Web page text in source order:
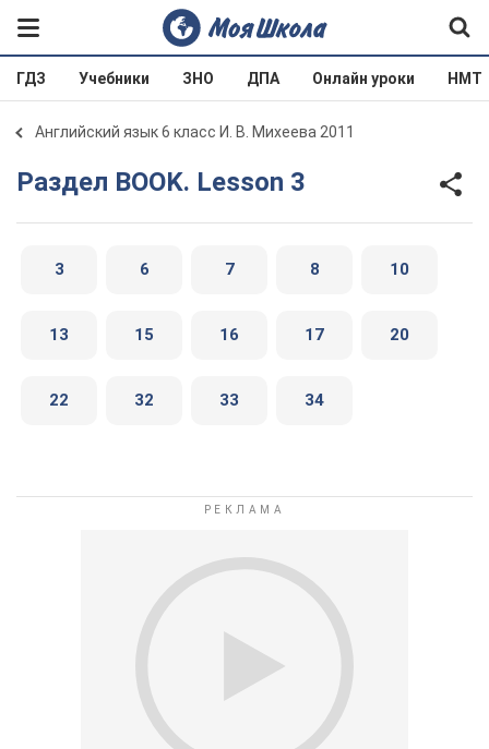
ГДЗ Учебники ЗНО ДПА Онлайн уроки НМТ
Английский язык 6 класс И. В. Михеева 2011
Раздел BOOK. Lesson 3
3 6 7 8 10
13 15 16 17 20
22 32 33 34